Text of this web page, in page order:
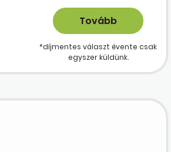
*díjmentes választ évente csak
egyszer küldünk.